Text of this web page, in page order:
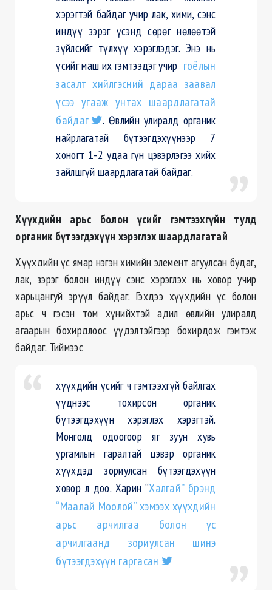
хэрэгтэй байдаг учир лак, хими, сэнс
индүү зэрэг үсэнд сөрөг нөлөөтэй
зүйлсийг түлхүү хэрэглэдэг. Энэ нь
үсийг маш их гэмтээдэг учир гоёлын
засалт хийлгэсний дараа заавал
үсээ угааж унтах шаардлагатай
байдаг
. Өвлийн улиралд органик
найрлагатай бүтээгдэхүүнээр 7
хоногт 1-2 удаа гүн цэвэрлэгээ хийх
зайлшгүй шаардлагатай байдаг.
Хүүхдийн арьс болон үсийг гэмтээхгүйн тулд
органик бүтээгдэхүүн хэрэглэх шаардлагатай
Хүүхдийн үс ямар нэгэн химийн элемент агуулсан будаг,
лак, зэрэг болон индүү сэнс хэрэглэх нь ховор учир
харьцангуй эрүүл байдаг. Гэхдээ хүүхдийн үс болон
арьс ч гэсэн том хүнийхтэй адил өвлийн улиралд
агаарын бохирдлоос үүдэлтэйгээр бохирдож гэмтэж
байдаг. Тиймээс
хүүхдийн үсийг ч гэмтээхгүй байлгах
үүднээс тохирсон органик
бүтээгдэхүүн хэрэглэх хэрэгтэй.
Монголд одоогоор яг зуун хувь
ургамлын гаралтай цэвэр органик
хүүхдэд зориулсан бүтээгдэхүүн
ховор л доо. Харин “Халгай” брэнд
“Маалай Моолой” хэмээх хүүхдийн
арьс арчилгаа болон үс
арчилгаанд зориулсан шинэ
бүтээгдэхүүн гаргасан